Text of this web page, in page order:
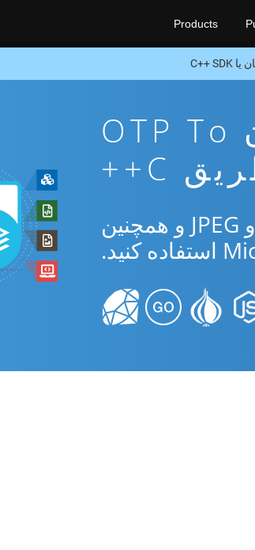
Products
برنامه تبدیل آنلاین رایگان OTP To
از برنامه رایگان آنلاین یا C++ SDK برای تبدیل بین OTP و JPEG و همچنین